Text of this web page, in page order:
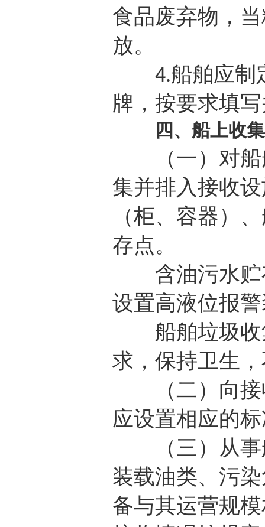
食品废弃物，
放。
4.船舶应制
牌，按要求填
四、船上收
（一）对船
集并排入接收
（柜、容器）
存点。
含油污水贮
设置高液位报
船舶垃圾收
求，保持卫生
（二）向接
应设置相应的
（三）从事
装载油类、污
备与其运营规